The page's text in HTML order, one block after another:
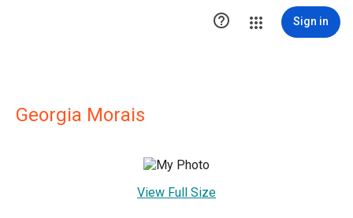
 Sign in
Georgia Morais
View Full Size